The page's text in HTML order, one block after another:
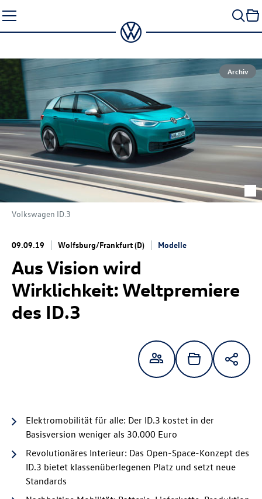
Seiteninhalt
springen
Archiv
Volkswagen ID.3
09.09.19 Wolfsburg/Frankfurt (D) Modelle
Aus Vision wird
Wirklichkeit:Weltpremiere
des ID.3
Elektromobilität für alle: Der ID.3 kostet in der
Basisversion weniger als 30.000 Euro
Revolutionäres Interieur: Das Open-Space-Konzept des
ID.3 bietet klassenüberlegenen Platz und setzt neue
Standards